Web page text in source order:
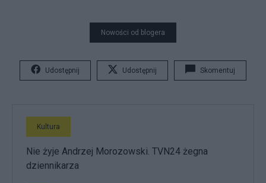
Nowości od blogera
Udostępnij Udostępnij Skomentuj
Kultura
Nie żyje Andrzej Morozowski. TVN24 żegna
dziennikarza